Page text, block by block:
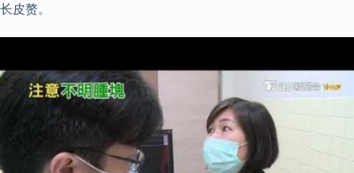
长皮赘。